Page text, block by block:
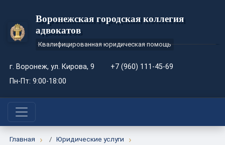
Воронежская городская коллегия
адвокатов
Квалифицированная юридическая помощь
г. Воронеж, ул. Кирова, 9
+7 (960) 111-45-69
Пн-Пт: 9:00-18:00
Главная
Юридические услуги